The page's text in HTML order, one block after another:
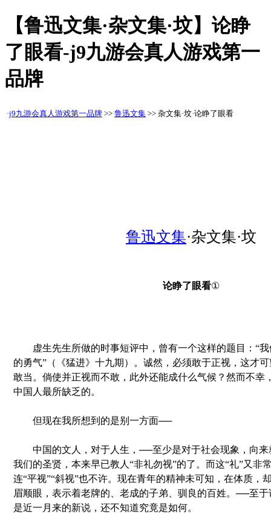
【鲁迅文集·杂文集·坟】论睁
了眼看-j9九游会真人游戏第一
品牌
·j9九游会真人游戏第一品牌 >> 鲁迅文集 >> 杂文集·坟·论睁了眼看
鲁迅文集·杂文集·坟
论睁了眼看①
虚生先生所做的时事短评中，曾有一个这样的题目：“我
的勇气”（《猛进》十九期）。诚然，必须敢于正视，这才
敢当。倘使并正视而不敢，此外还能成什么气候？然而不幸
中国人最所缺乏的。
但现在我所想到的是别一方面──
中国的文人，对于人生，──至少是对于社会现象，向来
我们的圣贤，本来早已教人“非礼勿视”的了。而这“礼”又非
连“平视”“斜视”也不许。现在青年的精神未可知，在体质，
眉顺眼，表示着老牌的、老成的子弟、驯良的百姓。──至
是近一月来的新说，还不知道究竟是如何。